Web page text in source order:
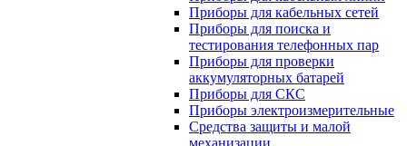
Приборы для кабельных сетей
Приборы для поиска и
тестирования телефонных пар
Приборы для проверки
аккумуляторных батарей
Приборы для СКС
Приборы электроизмерительные
Средства защиты и малой
механизации